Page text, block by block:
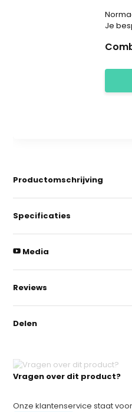
Je
Vragen over dit product?
Onze klantenservice staat
Productomschrijving
Specificaties
Media
Reviews
Delen